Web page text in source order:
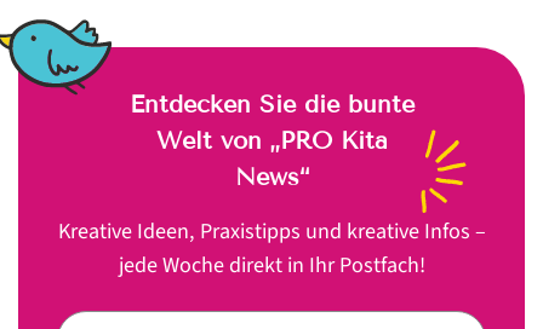
Entdecken Sie die bunte
Welt von „PRO Kita
News“
Kreative Ideen, Praxistipps und kreative Infos –
jede Woche direkt in Ihr Postfach!